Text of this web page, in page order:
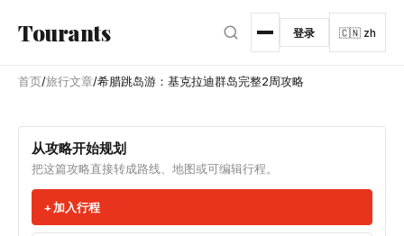
Tourants 登录 🇨🇳 zh
首页/旅行文章/希腊跳岛游：基克拉迪群岛完整2周攻略
从攻略开始规划
把这篇攻略直接转成路线、地图或可编辑行程。
加入行程